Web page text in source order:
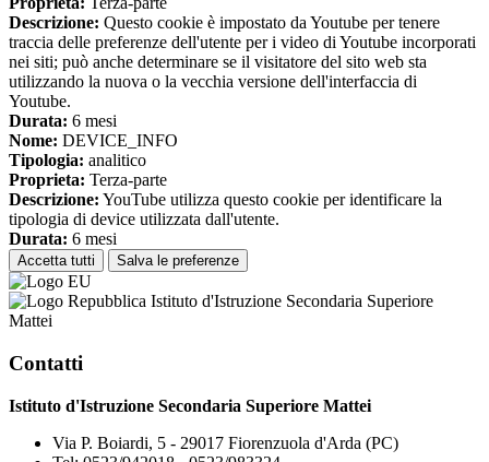
Descrizione: Questo cookie è impostato da Youtube per tenere
traccia delle preferenze dell'utente per i video di Youtube incorporati
nei siti; può anche determinare se il visitatore del sito web sta
utilizzando la nuova o la vecchia versione dell'interfaccia di
Youtube.
Durata: 6 mesi
Nome: DEVICE_INFO
Tipologia: analitico
Proprieta: Terza-parte
Descrizione: YouTube utilizza questo cookie per identificare la
tipologia di device utilizzata dall'utente.
Durata: 6 mesi
Accetta tutti Salva le preferenze
Istituto d'Istruzione Secondaria Superiore
Mattei
Contatti
Istituto d'Istruzione Secondaria Superiore Mattei
Via P. Boiardi, 5 - 29017 Fiorenzuola d'Arda (PC)